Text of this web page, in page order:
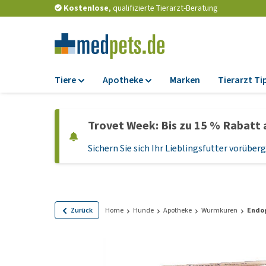
Kostenlose, qualifizierte Tierarzt-Beratung
Tiere
Trockenfutter
Nassfutter
Hundefutter
Glutenfreies
Apotheke
Zeckenschutz und
Flohmittel
Probiotika und
Medizinisches
Marken Tierarzt
Trovet Week: Bis zu 15 %
Sichern Sie sich Ihr Lieblingsfutter
Zurück Home Hunde Apotheke Wurmkuren